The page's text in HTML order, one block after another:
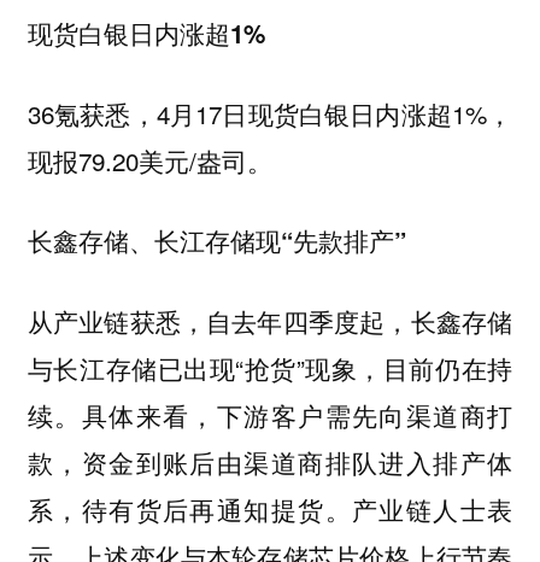
现货白银日内涨超1%
36氪获悉，4月17日现货白银日内涨超1%，
现报79.20美元/盎司。
长鑫存储、长江存储现“先款排产”
从产业链获悉，自去年四季度起，长鑫存储
与长江存储已出现“抢货”现象，目前仍在持
续。具体来看，下游客户需先向渠道商打
款，资金到账后由渠道商排队进入排产体
系，待有货后再通知提货。产业链人士表